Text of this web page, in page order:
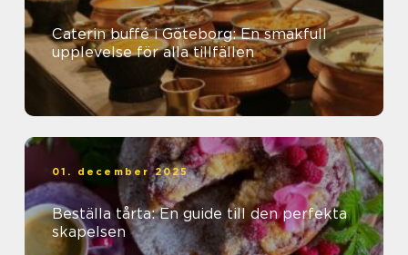
Caterin buffé i Göteborg: En smakfull
upplevelse för alla tillfällen
01. december 2025
Beställa tårta: En guide till den perfekta
skapelsen